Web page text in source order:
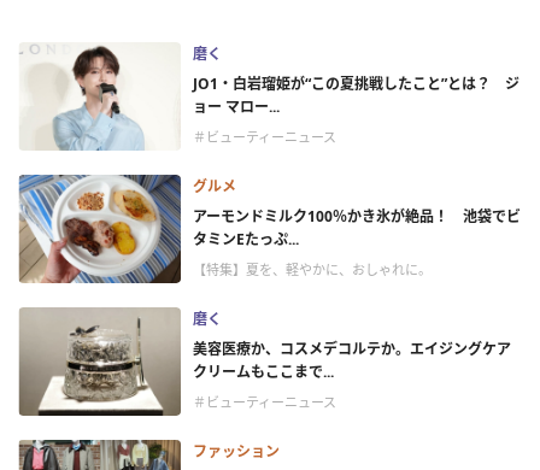
磨く
JO1・白岩瑠姫が“この夏挑戦したこと”とは？ ジ
ョー マロー...
＃ビューティーニュース
グルメ
アーモンドミルク100％かき氷が絶品！ 池袋でビ
タミンEたっぷ...
【特集】夏を、軽やかに、おしゃれに。
磨く
美容医療か、コスメデコルテか。エイジングケア
クリームもここまで...
＃ビューティーニュース
ファッション